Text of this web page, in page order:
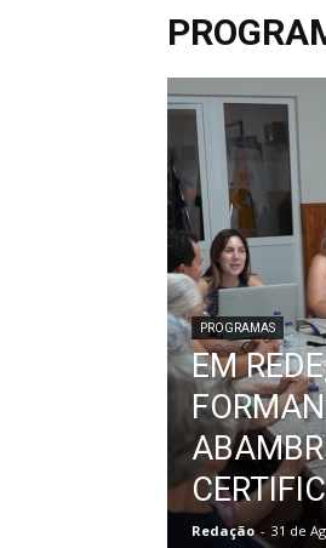
PROGRAMAS
EM
Redação - 31 de